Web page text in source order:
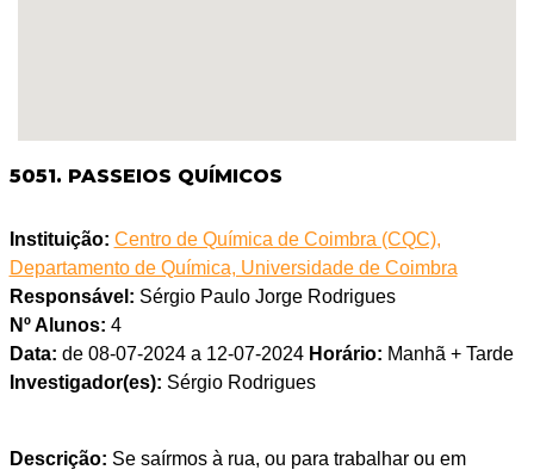
5051. PASSEIOS QUÍMICOS
Instituição: Centro de Química de Coimbra (CQC),
Departamento de Química, Universidade de Coimbra
Responsável: Sérgio Paulo Jorge Rodrigues
Nº Alunos: 4
Data: de 08-07-2024 a 12-07-2024 Horário: Manhã + Tarde
Investigador(es): Sérgio Rodrigues
Descrição: Se saírmos à rua, ou para trabalhar ou em